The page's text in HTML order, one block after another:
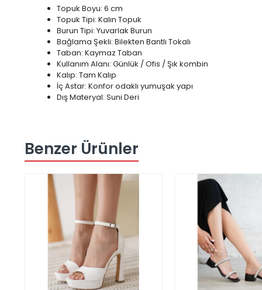
Topuk Boyu: 6 cm
Topuk Tipi: Kalın Topuk
Burun Tipi: Yuvarlak Burun
Bağlama Şekli: Bilekten Bantlı Tokalı
Taban: Kaymaz Taban
Kullanım Alanı: Günlük / Ofis / Şık kombin
Kalıp: Tam Kalıp
İç Astar: Konfor odaklı yumuşak yapı
Dış Materyal: Suni Deri
Benzer Ürünler